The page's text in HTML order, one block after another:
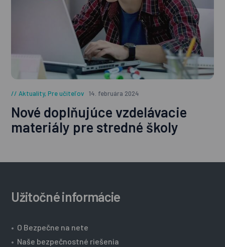
Aktuality,Pre učiteľov 14. februára 2024
Nové doplňujúce vzdelávacie
materiály pre stredné školy
Užitočné informácie
• O Bezpečne na nete
• Naše bezpečnostné riešenia